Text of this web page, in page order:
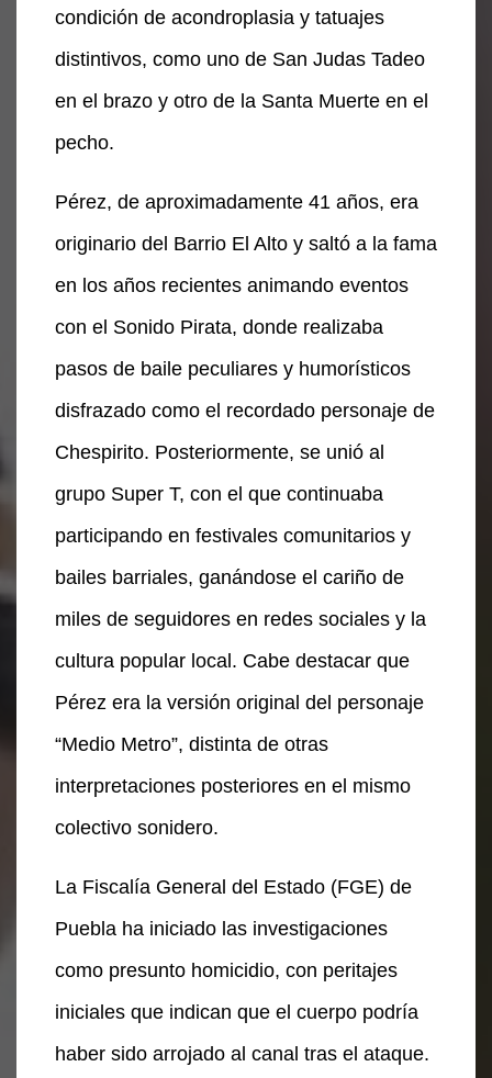
condición de acondroplasia y tatuajes
distintivos, como uno de San Judas Tadeo
en el brazo y otro de la Santa Muerte en el
pecho.
Pérez, de aproximadamente 41 años, era
originario del Barrio El Alto y saltó a la fama
en los años recientes animando eventos
con el Sonido Pirata, donde realizaba
pasos de baile peculiares y humorísticos
disfrazado como el recordado personaje de
Chespirito. Posteriormente, se unió al
grupo Super T, con el que continuaba
participando en festivales comunitarios y
bailes barriales, ganándose el cariño de
miles de seguidores en redes sociales y la
cultura popular local. Cabe destacar que
Pérez era la versión original del personaje
“Medio Metro”, distinta de otras
interpretaciones posteriores en el mismo
colectivo sonidero.
La Fiscalía General del Estado (FGE) de
Puebla ha iniciado las investigaciones
como presunto homicidio, con peritajes
iniciales que indican que el cuerpo podría
haber sido arrojado al canal tras el ataque.